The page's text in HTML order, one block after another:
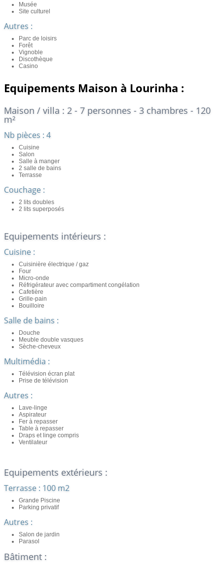
Musée
Site culturel
Autres :
Parc de loisirs
Forêt
Vignoble
Discothèque
Casino
Equipements Maison à Lourinha :
Maison / villa : 2 - 7 personnes - 3 chambres - 120
m²
Nb pièces : 4
Cuisine
Salon
Salle à manger
2 salle de bains
Terrasse
Couchage :
2 lits doubles
2 lits superposés
Equipements intérieurs :
Cuisine :
Cuisinière électrique / gaz
Four
Micro-onde
Réfrigérateur avec compartiment congélation
Cafetière
Grille-pain
Bouilloire
Salle de bains :
Douche
Meuble double vasques
Sèche-cheveux
Multimédia :
Télévision écran plat
Prise de télévision
Autres :
Lave-linge
Aspirateur
Fer à repasser
Table à repasser
Draps et linge compris
Ventilateur
Equipements extérieurs :
Terrasse : 100 m2
Grande Piscine
Parking privatif
Autres :
Salon de jardin
Parasol
Bâtiment :